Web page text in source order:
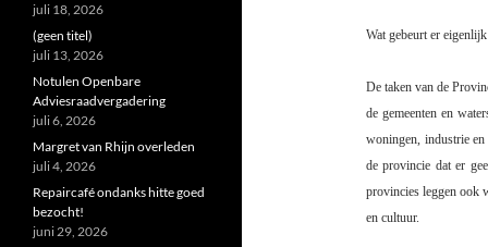
Wat gebeurt er
De taken van de
de gemeenten en
woningen, industrie en
de provincie dat er
provincies leggen ook
en cultuur.
juli 18, 2026
(geen titel)
juli 13, 2026
Notulen Openbare
Adviesraadvergadering
juli 6, 2026
Margret van Rhijn overleden
juli 4, 2026
Repaircafé ondanks hitte goed
bezocht!
juni 29, 2026